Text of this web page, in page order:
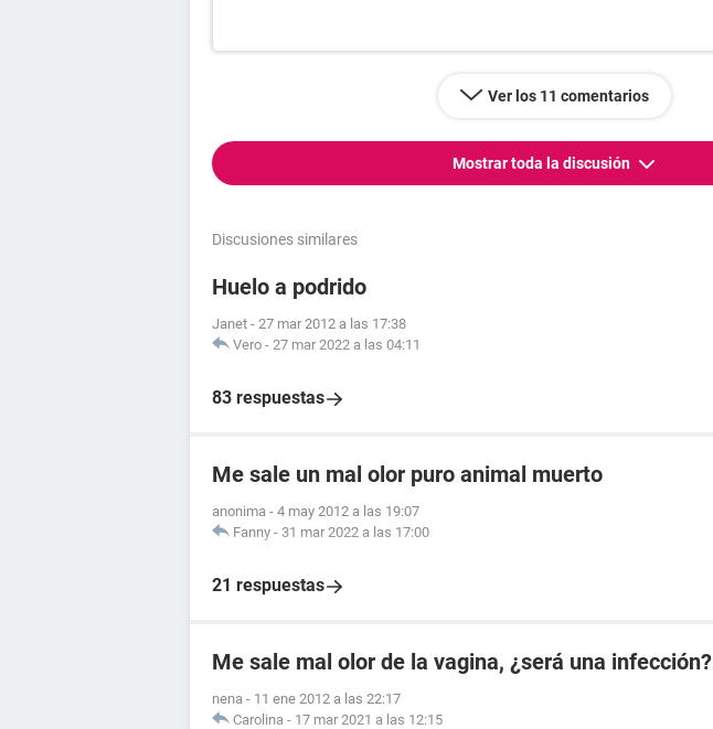
Ver los 11 comentarios
Mostrar toda la discusión
Discusiones similares
Huelo a podrido
Janet - 27 mar 2012 a las 17:38
Vero - 27 mar 2022 a las 04:11
83 respuestas
Me sale un mal olor puro animal muerto
anonima - 4 may 2012 a las 19:07
Fanny - 31 mar 2022 a las 17:00
21 respuestas
Me sale mal olor de la vagina, ¿será una infección?
nena - 11 ene 2012 a las 22:17
Carolina - 17 mar 2021 a las 12:15